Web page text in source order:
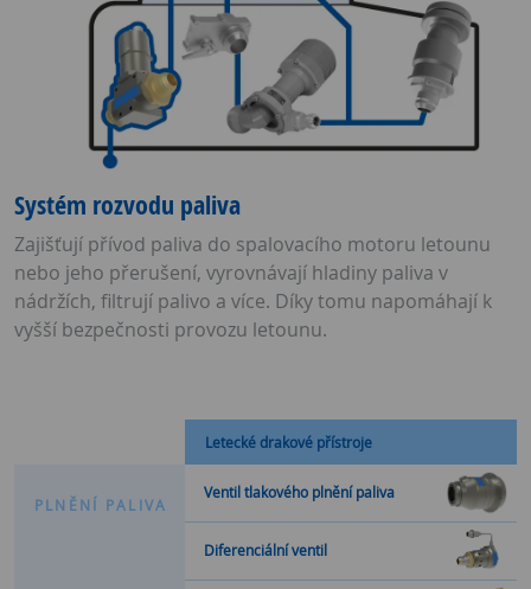
Systém rozvodu paliva
Zajišťují přívod paliva do spalovacího motoru letounu
nebo jeho přerušení, vyrovnávají hladiny paliva v
nádržích, filtrují palivo a více. Díky tomu napomáhají k
vyšší bezpečnosti provozu letounu.
Letecké drakové přístroje
P LN Ě N Í PAL IVA
Ventil tlakového plnění paliva
Diferenciální ventil